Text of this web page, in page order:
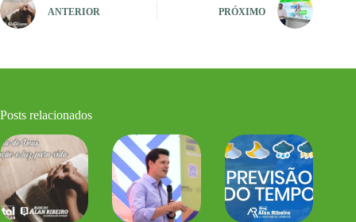
ANTERIOR PRÓXIMO
Posts relacionados